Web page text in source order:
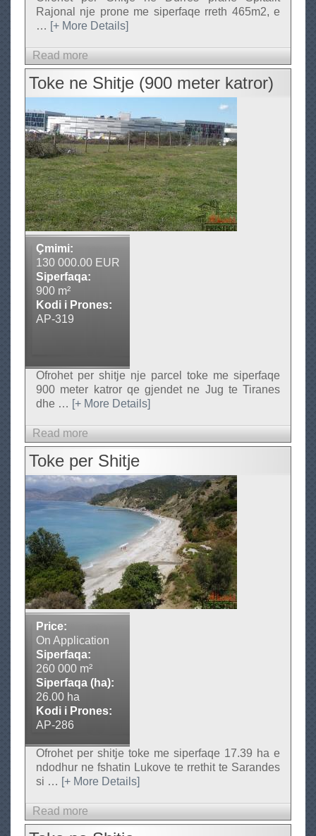
Rajonal nje prone me siperfaqe rreth 465m2, e
… [+ More Details]
Read more
b
o
t
T
r
u
a
l
l
e
S
i
Toke ne Shitje (900 meter katror)
Çmimi:
130 000.00 EUR
Siperfaqa:
900 m²
Kodi i Prones:
AP-319
Ofrohet per shitje nje parcel toke me siperfaqe
900 meter katror qe gjendet ne Jug te Tiranes
dhe … [+ More Details]
Read more
b
o
u
t
e
n
e
h
i
t
j
0
0
m
e
t
Toke per Shitje
Price:
On Application
Siperfaqa:
260 000 m²
Siperfaqa (ha):
26.00 ha
Kodi i Prones:
AP-286
Ofrohet per shitje toke me siperfaqe 17.39 ha e
ndodhur ne fshatin Lukove te rrethit te Sarandes
si … [+ More Details]
Read more
b